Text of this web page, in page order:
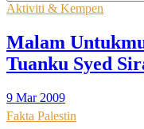
Aktiviti & Kempen
Malam
Tuanku Syed
9 Mar 2009
Fakta Palestin